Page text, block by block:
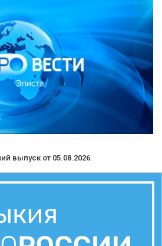
выпуск от 05.08.2026.